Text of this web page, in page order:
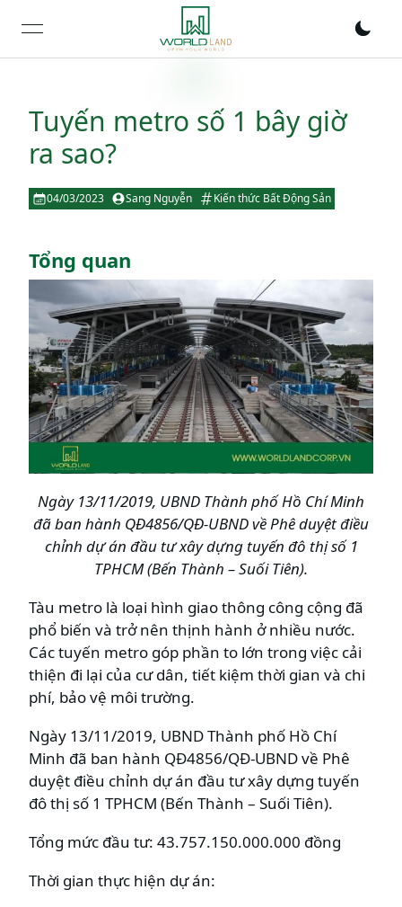
open navigation menu
Tuyến metro số 1 bây giờ
ra sao?
04/03/2023 Sang Nguyễn Kiến thức Bất Động Sản
Tổng quan
Ngày 13/11/2019, UBND Thành phố Hồ Chí Minh
đã ban hành QĐ4856/QĐ-UBND về Phê duyệt điều
chỉnh dự án đầu tư xây dựng tuyến đô thị số 1
TPHCM (Bến Thành – Suối Tiên).
Tàu metro là loại hình giao thông công cộng đã
phổ biến và trở nên thịnh hành ở nhiều nước.
Các tuyến metro góp phần to lớn trong việc cải
thiện đi lại của cư dân, tiết kiệm thời gian và chi
phí, bảo vệ môi trường.
Ngày 13/11/2019, UBND Thành phố Hồ Chí
Minh đã ban hành QĐ4856/QĐ-UBND về Phê
duyệt điều chỉnh dự án đầu tư xây dựng tuyến
đô thị số 1 TPHCM (Bến Thành – Suối Tiên).
Tổng mức đầu tư: 43.757.150.000.000 đồng
Thời gian thực hiện dự án: